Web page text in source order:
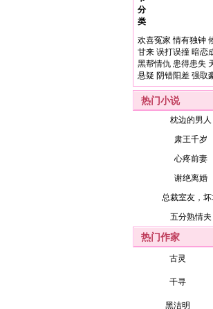
分
类
欢喜冤家 情有独钟
甘来 误打误撞 暗恋
黑帮情仇 患得患失
悬疑 阴错阳差 强取
热门小说
枕边的男人
肃王千岁
心疼前妻
谢绝离婚
总裁室友，坏
五分熟情夫
热门作家
古灵
千寻
黑洁明